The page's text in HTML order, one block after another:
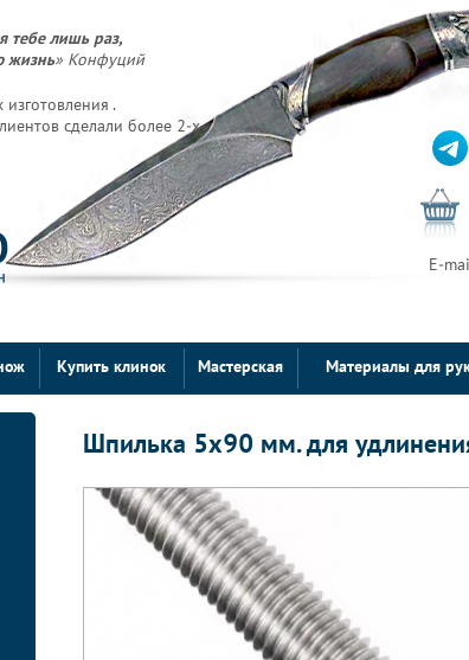
тебе лишь раз,
жизнь» Конфуций
.
сделали более 2-х
E-
Купить клинок Мастерская Материалы для
Шпилька 5х90 мм. для